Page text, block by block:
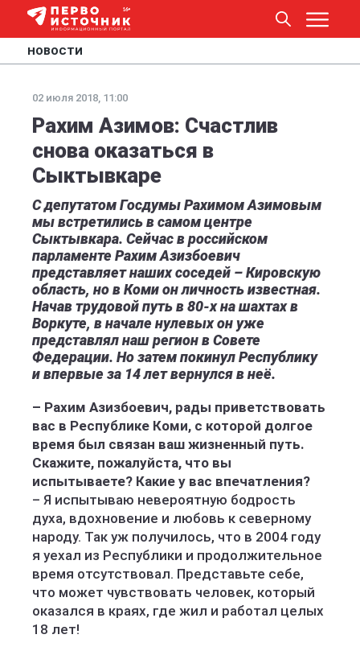
НОВОСТИ
02 июля 2018, 11:00
Рахим Азимов: Счастлив
снова оказаться в
Сыктывкаре
С депутатом Госдумы Рахимом Азимовым
мы встретились в самом центре
Сыктывкара. Сейчас в российском
парламенте Рахим Азизбоевич
представляет наших соседей – Кировскую
область, но в Коми он личность известная.
Начав трудовой путь в 80-х на шахтах в
Воркуте, в начале нулевых он уже
представлял наш регион в Совете
Федерации. Но затем покинул Республику
и впервые за 14 лет вернулся в неё.
– Рахим Азизбоевич, рады приветствовать
вас в Республике Коми, с которой долгое
время был связан ваш жизненный путь.
Скажите, пожалуйста, что вы
испытываете? Какие у вас впечатления?
– Я испытываю невероятную бод­рость
духа, вдохновение и любовь к северному
народу. Так уж получилось, что в 2004 году
я уехал из Рес­публики и продолжительное
время отсутствовал. Представьте себе,
что может чувствовать человек, который
оказался в краях, где жил и работал целых
18 лет!